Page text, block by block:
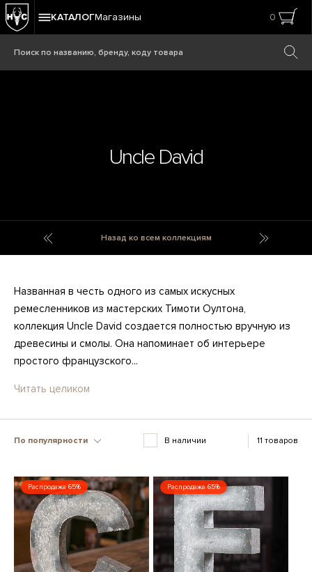
КАТАЛОГМагазины 0
Uncle David
Un Buon RicordoНазад ко всем коллекциям
Названная в честь одного из самых искусных
ремесленников из мастерских Тимоти Оултона,
коллекция Uncle David создается полностью вручную из
древесины и смолы. Она напоминает об интерьере
простого французского...
Читать целиком
По популярности В наличии 11 товаров
Распродажа 65% Распродажа 65%